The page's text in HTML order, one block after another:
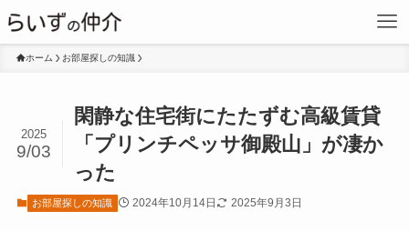
ホーム お部屋探しの知識
閑静な住宅街にたたずむ高級賃貸
「プリンチペッサ御殿山」が凄か
った
2025
9/03
お部屋探しの知識 2024年10月14日 2025年9月3日